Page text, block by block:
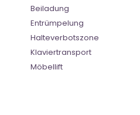
Beiladung
Entrümpelung
Halteverbotszone
Klaviertransport
Möbellift